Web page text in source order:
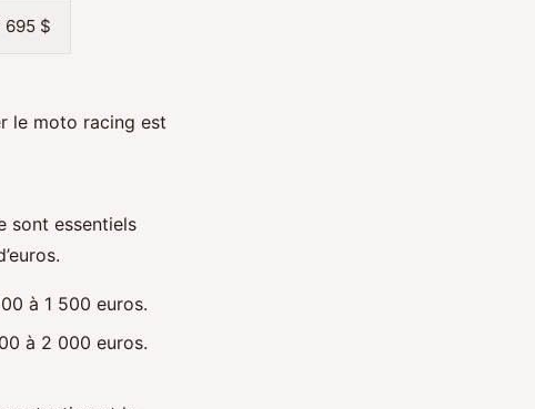
695 $
le moto racing est
sont essentiels
à 1 500 euros.
à 2 000 euros.